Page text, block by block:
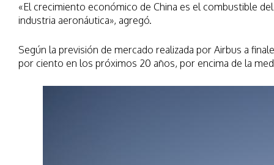
«El crecimiento económico de China es el combustible
industria aeronáutica», agregó.
Según la previsión de mercado realizada por Airbus a
por ciento en los próximos 20 años, por encima de la